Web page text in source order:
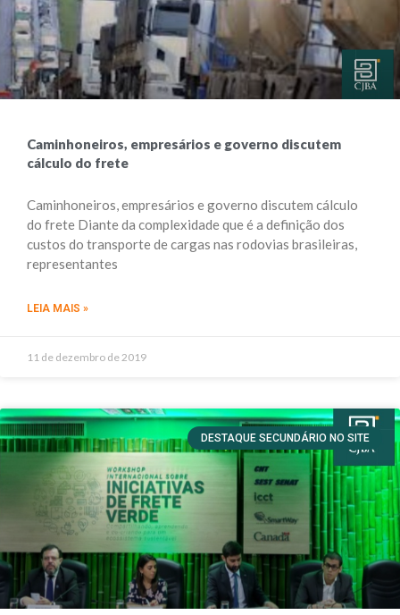
Caminhoneiros, empresários e governo discutem
cálculo do frete
Caminhoneiros, empresários e governo discutem cálculo
do frete Diante da complexidade que é a definição dos
custos do transporte de cargas nas rodovias brasileiras,
representantes
LEIA MAIS »
11 de dezembro de 2019
DESTAQUE SECUNDÁRIO NO SITE